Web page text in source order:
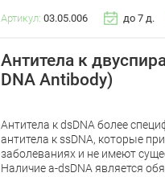
Артикул: 03.05.006 до 7 д.
Антитела к
DNA Antibody)
Антитела к dsDNA более
антитела к ssDNA, которые
заболеваниях и не имеют
Наличие a-dsDNA является